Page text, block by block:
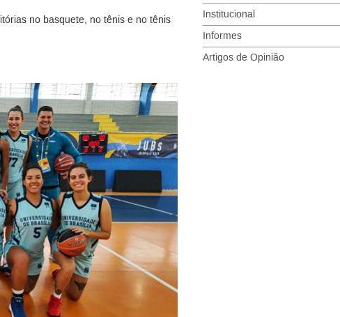
no basquete, no tênis e no tênis
Institucional
Informes
Artigos de Opinião